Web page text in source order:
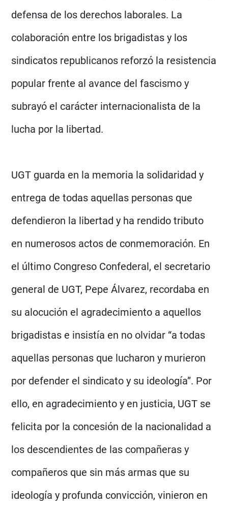
defensa de los derechos laborales. La
colaboración entre los brigadistas y los
sindicatos republicanos reforzó la resistencia
popular frente al avance del fascismo y
subrayó el carácter internacionalista de la
lucha por la libertad.
UGT guarda en la memoria la solidaridad y
entrega de todas aquellas personas que
defendieron la libertad y ha rendido tributo
en numerosos actos de conmemoración. En
el último Congreso Confederal, el secretario
general de UGT, Pepe Álvarez, recordaba en
su alocución el agradecimiento a aquellos
brigadistas e insistía en no olvidar “a todas
aquellas personas que lucharon y murieron
por defender el sindicato y su ideología”. Por
ello, en agradecimiento y en justicia, UGT se
felicita por la concesión de la nacionalidad a
los descendientes de las compañeras y
compañeros que sin más armas que su
ideología y profunda convicción, vinieron en